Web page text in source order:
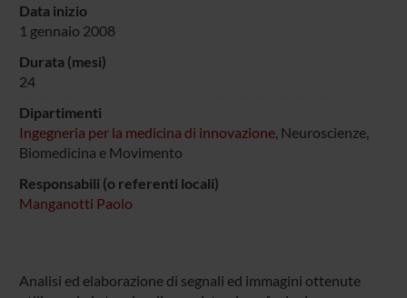
Data inizio
1 gennaio 2008
Durata (mesi)
24
Dipartimenti
Ingegneria per la medicina di innovazione, Neuroscienze,
Biomedicina e Movimento
Responsabili (o referenti locali)
Manganotti Paolo
Analisi ed elaborazione di segnali ed immagini ottenute